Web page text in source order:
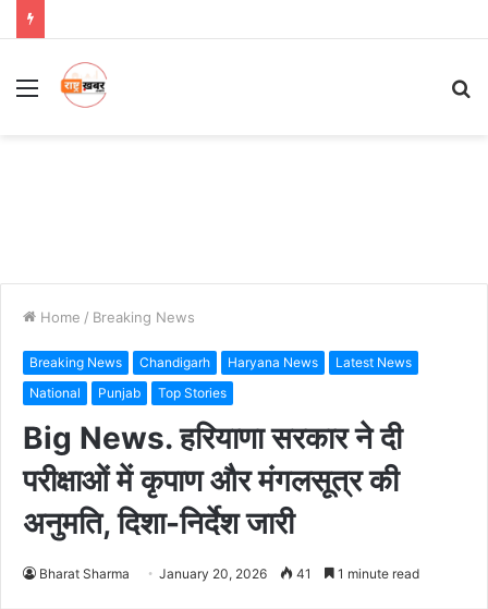
Menu
Home / Breaking News
Breaking News Chandigarh Haryana News
Latest News
National
Punjab Top Stories
Big News. हरियाणा सरकार ने दी
परीक्षाओं में कृपाण और मंगलसूत्र की
अनुमति, दिशा-निर्देश जारी
Bharat Sharma January 20, 2026 41 1 minute read